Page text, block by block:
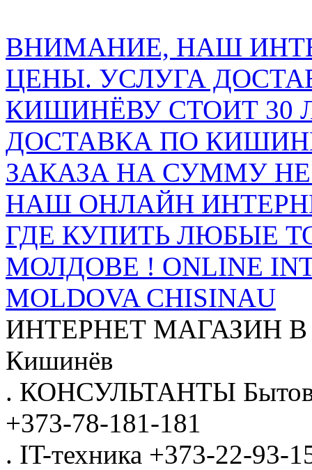
ВНИМАНИЕ, НАШ
ЦЕНЫ. УСЛУГА
КИШИНЁВУ СТОИТ 30
ДОСТАВКА ПО
ЗАКАЗА НА СУММУ НЕ
НАШ ОНЛАЙН
ГДЕ КУПИТЬ ЛЮБЫЕ
МОЛДОВЕ ! ONLINE
MOLDOVA CHISINAU
ИНТЕРНЕТ МАГАЗИН
Кишинёв
. КОНСУЛЬТАНТЫ
+373-78-181-181
. IT-техника +373-22-93-